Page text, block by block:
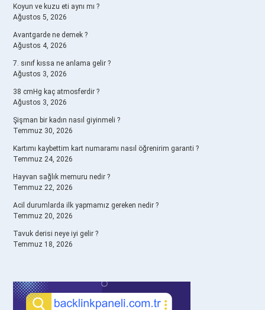
Koyun ve kuzu eti aynı mı ?
Ağustos 5, 2026
Avantgarde ne demek ?
Ağustos 4, 2026
7. sınıf kıssa ne anlama gelir ?
Ağustos 3, 2026
38 cmHg kaç atmosferdir ?
Ağustos 3, 2026
Şişman bir kadın nasıl giyinmeli ?
Temmuz 30, 2026
Kartımı kaybettim kart numaramı nasıl öğrenirim garanti ?
Temmuz 24, 2026
Hayvan sağlık memuru nedir ?
Temmuz 22, 2026
Acil durumlarda ilk yapmamız gereken nedir ?
Temmuz 20, 2026
Tavuk derisi neye iyi gelir ?
Temmuz 18, 2026